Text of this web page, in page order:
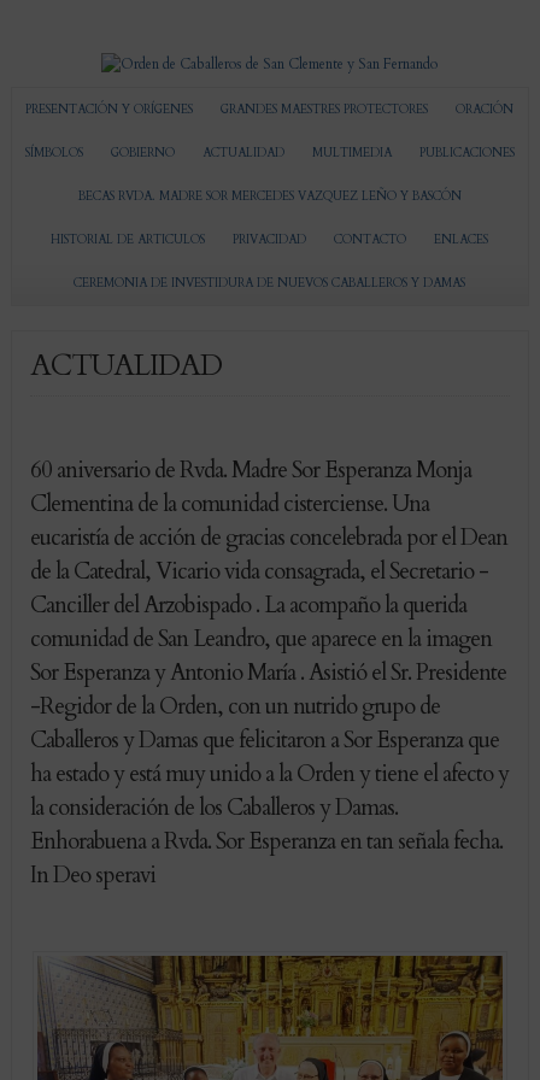
PRESENTACIÓN Y ORÍGENES GRANDES MAESTRES PROTECTORES ORACIÓN
SÍMBOLOS GOBIERNO ACTUALIDAD MULTIMEDIA PUBLICACIONES
BECAS RVDA. MADRE SOR MERCEDES VAZQUEZ LEÑO Y BASCÓN
HISTORIAL DE ARTICULOS PRIVACIDAD CONTACTO ENLACES
CEREMONIA DE INVESTIDURA DE NUEVOS CABALLEROS Y DAMAS
ACTUALIDAD
60 aniversario de Rvda. Madre Sor Esperanza Monja
Clementina de la comunidad cisterciense. Una
eucaristía de acción de gracias concelebrada por el Dean
de la Catedral, Vicario vida consagrada, el Secretario -
Canciller del Arzobispado . La acompaño la querida
comunidad de San Leandro, que aparece en la imagen
Sor Esperanza y Antonio María . Asistió el Sr. Presidente
-Regidor de la Orden, con un nutrido grupo de
Caballeros y Damas que felicitaron a Sor Esperanza que
ha estado y está muy unido a la Orden y tiene el afecto y
la consideración de los Caballeros y Damas.
Enhorabuena a Rvda. Sor Esperanza en tan señala fecha.
In Deo speravi